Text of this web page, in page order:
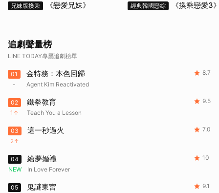
兄妹版換乘 《戀愛兄妹》 經典韓國戀綜 《換乘戀愛3
追劇聲量榜
LINE TODAY專屬追劇榜單
01
-
金特務：本色回歸
Agent Kim Reactivated
8.7
02
1
鐵拳教育
Teach You a Lesson
9.5
03
2
這一秒過火 7.0
04
NEW
繪夢婚禮
In Love Forever
10
05
鬼謎東宮 9.1